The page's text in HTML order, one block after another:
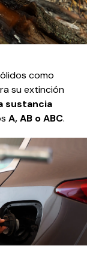
como
su extinción
sustancia
A, AB o ABC.